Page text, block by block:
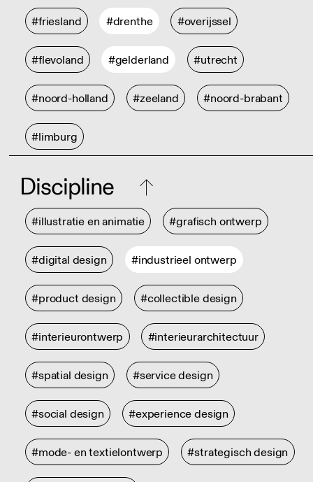
#friesland #drenthe #overijssel
#flevoland #gelderland #utrecht
#noord-holland #zeeland #noord-brabant
#limburg
Discipline
#illustratie en animatie #grafisch ontwerp
#digital design #industrieel ontwerp
#product design #collectible design
#interieurontwerp #interieurarchitectuur
#spatial design #service design
#social design #experience design
#mode- en textielontwerp #strategisch design